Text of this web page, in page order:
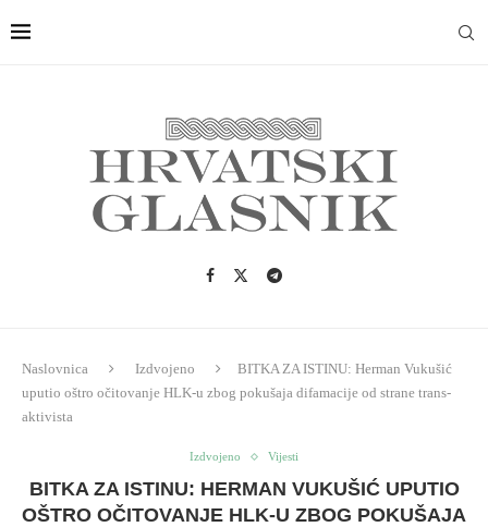
Naslovnica Izdvojeno
BITKA ZA ISTINU: Herman Vukušić
uputio oštro očitovanje HLK-u zbog pokušaja difamacije od strane trans-
aktivista
Izdvojeno Vijesti
BITKA ZA ISTINU: HERMAN VUKUŠIĆ UPUTIO
OŠTRO OČITOVANJE HLK-U ZBOG POKUŠAJA